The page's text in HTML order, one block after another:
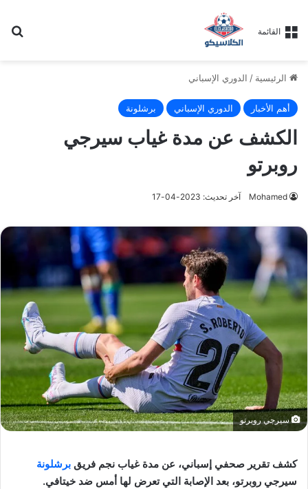
القائمة
الرئيسية / الدوري الإسباني
أهم الأخبار الدوري الإسباني برشلونة
الكشف عن مدة غياب سيرجي
روبرتو
Mohamed آخر تحديث: 2023-04-17
سيرجي روبرتو
كشف تقرير صحفي إسباني، عن مدة غياب نجم فريق برشلونة
سيرجي روبرتو، بعد الإصابة التي تعرض لها أمس ضد خيتافي.